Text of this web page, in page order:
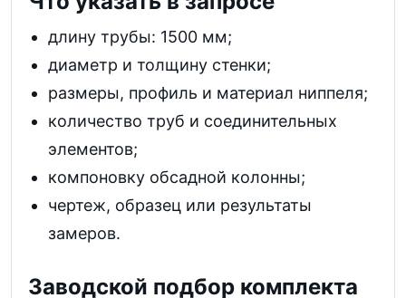
длину трубы: 1500 мм;
диаметр и толщину стенки;
размеры, профиль и материал ниппеля;
количество труб и соединительных
элементов;
компоновку обсадной колонны;
чертеж, образец или результаты
замеров.
Заводской подбор комплекта